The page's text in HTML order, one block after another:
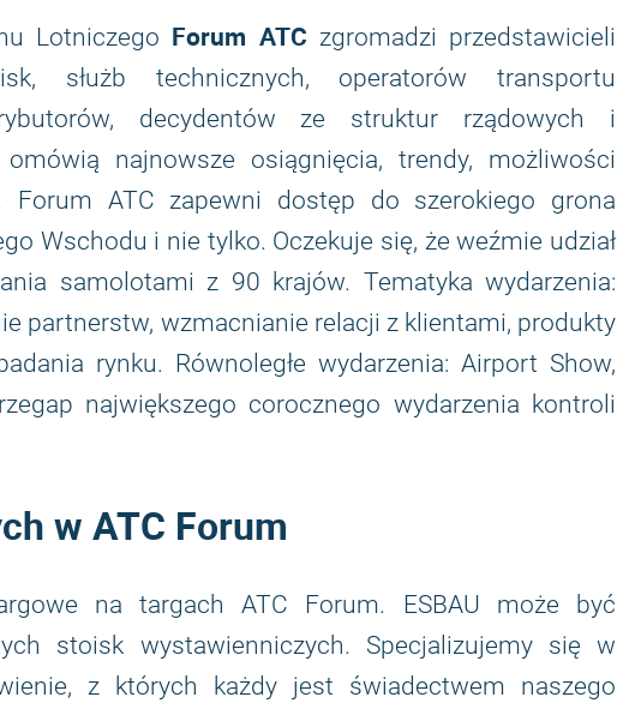
Lotniczego Forum ATC zgromadzi przedstawicieli
służb technicznych, operatorów transportu
decydentów ze struktur rządowych i
najnowsze osiągnięcia, trendy, możliwości
Forum ATC zapewni dostęp do szerokiego grona
Wschodu i nie tylko. Oczekuje się, że weźmie udział
samolotami z 90 krajów. Tematyka wydarzenia:
partnerstw, wzmacnianie relacji z klientami, produkty
rynku. Równoległe wydarzenia: Airport Show,
największego corocznego wydarzenia kontroli
w ATC Forum
na targach ATC Forum. ESBAU może być
stoisk wystawienniczych. Specjalizujemy się w
z których każdy jest świadectwem naszego